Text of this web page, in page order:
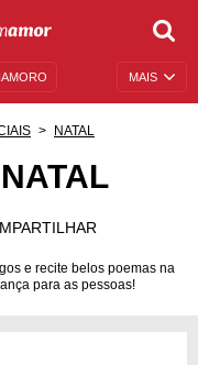
MAIS
NATAL
e recite belos poemas na
para as pessoas!